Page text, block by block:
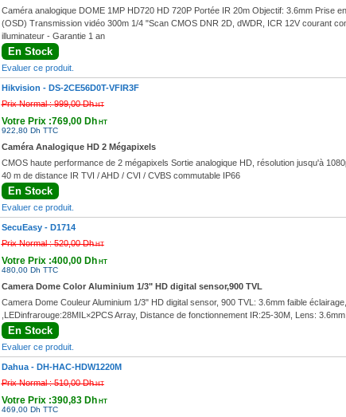
Caméra analogique DOME 1MP HD720 HD 720P Portée IR 20m Objectif: 3.6mm Prise
(OSD) Transmission vidéo 300m 1/4 "Scan CMOS DNR 2D, dWDR, ICR 12V courant
illuminateur - Garantie 1 an
En Stock
Evaluer ce produit.
Hikvision - DS-2CE56D0T-VFIR3F
Prix Normal :999,00 DhHT
Votre Prix :769,00 DhHT
922,80 Dh TTC
Caméra Analogique HD 2 Mégapixels
CMOS haute performance de 2 mégapixels Sortie analogique HD, résolution jusqu'à
40 m de distance IR TVI / AHD / CVI / CVBS commutable IP66
En Stock
Evaluer ce produit.
SecuEasy - D1714
Prix Normal :520,00 DhHT
Votre Prix :400,00 DhHT
480,00 Dh TTC
Camera Dome Color Aluminium 1/3" HD digital sensor,900 TVL
Camera Dome Couleur Aluminium 1/3" HD digital sensor, 900 TVL: 3.6mm faible
,LEDinfrarouge:28MIL×2PCS Array, Distance de fonctionnement IR:25-30M, Lens: 3.6mm
En Stock
Evaluer ce produit.
Dahua - DH-HAC-HDW1220M
Prix Normal :510,00 DhHT
Votre Prix :390,83 DhHT
469,00 Dh TTC